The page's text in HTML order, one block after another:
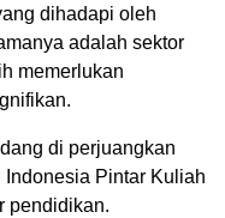
dihadapi oleh
adalah sektor
memerlukan
di perjuangkan
Pintar Kuliah
pendidikan.